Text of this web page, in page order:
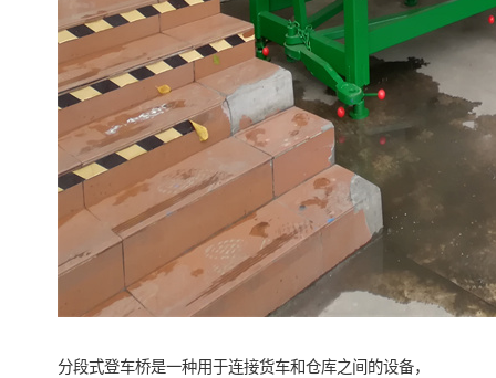
分段式登车桥是一种用于连接货车和仓库之间的设备，